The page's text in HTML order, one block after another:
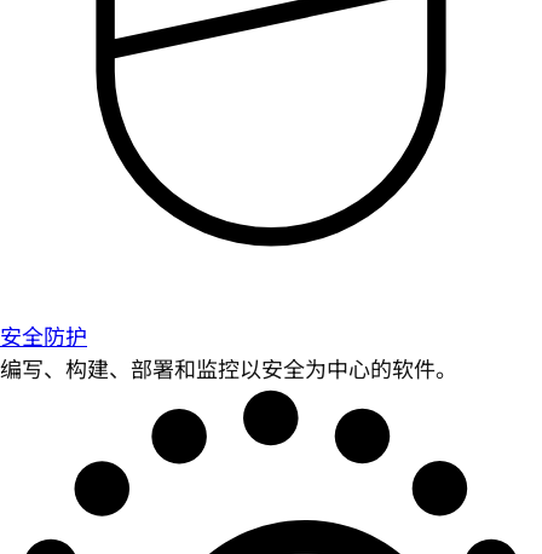
安全防护
编写、构建、部署和监控以安全为中心的软件。